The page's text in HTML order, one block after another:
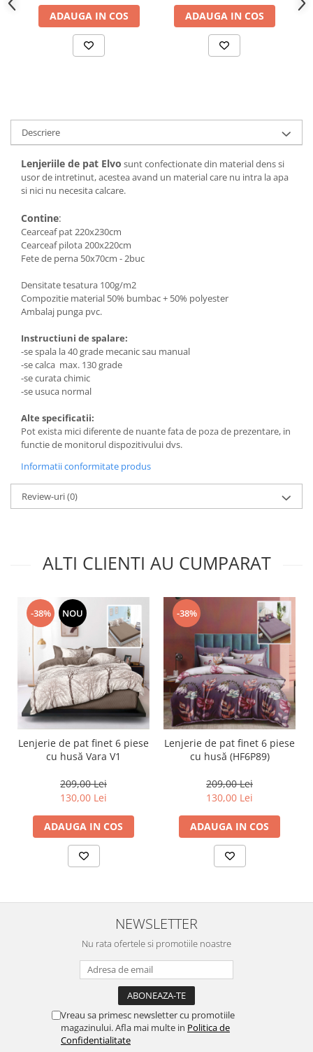
ADAUGA IN COS ADAUGA IN COS
Descriere
Lenjeriile de pat Elvo sunt confectionate din material dens si
usor de intretinut, acestea avand un material care nu intra la apa
si nici nu necesita calcare.
Contine:
Cearceaf pat 220x230cm
Cearceaf pilota 200x220cm
Fete de perna 50x70cm - 2buc
Densitate tesatura 100g/m2
Compozitie material 50% bumbac + 50% polyester
Ambalaj punga pvc.
Instructiuni de spalare:
-se spala la 40 grade mecanic sau manual
-se calca max. 130 grade
-se curata chimic
-se usuca normal
Alte specificatii:
Pot exista mici diferente de nuante fata de poza de prezentare, in
functie de monitorul dispozitivului dvs.
Informatii conformitate produs
Review-uri(0)
ALTI CLIENTI AU CUMPARAT
-38% NOU
Lenjerie de pat finet 6 piese
cu husă Vara V1
209,00 Lei
130,00 Lei
ADAUGA IN COS
-38%
Lenjerie de pat finet 6 piese
cu husă (HF6P89)
209,00 Lei
130,00 Lei
ADAUGA IN COS
NEWSLETTER
Nu rata ofertele si promotiile noastre
Vreau sa primesc newsletter cu promotiile
magazinului. Afla mai multe in Politica de
Confidentialitate